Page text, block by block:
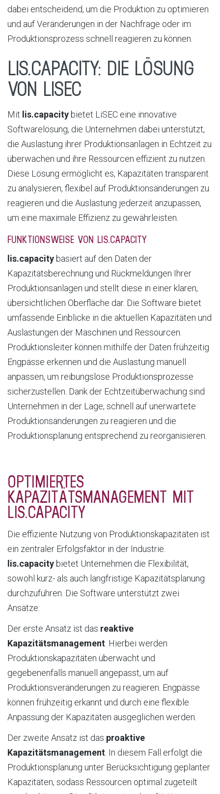
dabei entscheidend, um die Produktion zu optimieren
und auf Veränderungen in der Nachfrage oder im
Produktionsprozess schnell reagieren zu können.
LIS.CAPACITY: DIE LÖSUNG
VON LISEC
Mit lis.capacitybietet LiSEC eine innovative
Softwarelösung, die Unternehmen dabei unterstützt,
die Auslastung ihrer Produktionsanlagen in Echtzeit zu
überwachen und ihre Ressourcen effizient zu nutzen.
Diese Lösung ermöglicht es, Kapazitäten transparent
zu analysieren, flexibel auf Produktionsänderungen zu
reagieren und die Auslastung jederzeit anzupassen,
um eine maximale Effizienz zu gewährleisten.
FUNKTIONSWEISE VON LIS.CAPACITY
lis.capacitybasiert auf den Daten der
Kapazitätsberechnung und Rückmeldungen Ihrer
Produktionsanlagen und stellt diese in einer klaren,
übersichtlichen Oberfläche dar. Die Software bietet
umfassende Einblicke in die aktuellen Kapazitäten und
Auslastungen der Maschinen und Ressourcen.
Produktionsleiter können mithilfe der Daten frühzeitig
Engpässe erkennen und die Auslastung manuell
anpassen, um reibungslose Produktionsprozesse
sicherzustellen. Dank der Echtzeitüberwachung sind
Unternehmen in der Lage, schnell auf unerwartete
Produktionsänderungen zu reagieren und die
Produktionsplanung entsprechend zu reorganisieren.
OPTIMIERTES
KAPAZITÄTSMANAGEMENT MIT
LIS.CAPACITY
Die effiziente Nutzung von Produktionskapazitäten ist
ein zentraler Erfolgsfaktor in der Industrie.
lis.capacitybietet Unternehmen die Flexibilität,
sowohl kurz- als auch langfristige Kapazitätsplanung
durchzuführen. Die Software unterstützt zwei
Ansätze:
Der erste Ansatz ist das reaktive
Kapazitätsmanagement . Hierbei werden
Produktionskapazitäten überwacht und
gegebenenfalls manuell angepasst, um auf
Produktionsveränderungen zu reagieren. Engpässe
können frühzeitig erkannt und durch eine flexible
Anpassung der Kapazitäten ausgeglichen werden.
Der zweite Ansatz ist das proaktive
Kapazitätsmanagement . In diesem Fall erfolgt die
Produktionsplanung unter Berücksichtigung geplanter
Kapazitäten, sodass Ressourcen optimal zugeteilt